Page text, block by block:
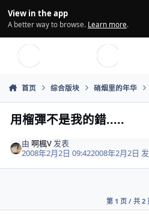
View in the app
A better way to browse. Learn more.
首页 综合版块 硝烟里的年华
用榴彈不是我的錯.....
由 啊楓V 发表
2008年2月2日 09:422008年2月2日
第 1 页 / 共 2